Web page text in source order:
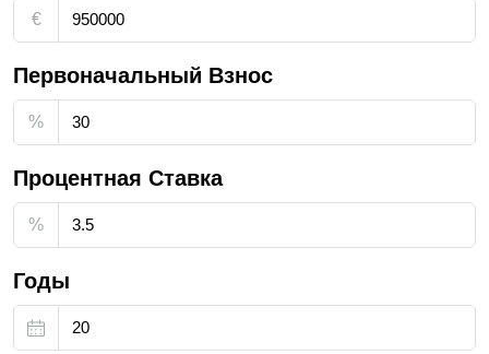
€
Первоначальный Взнос
%
Процентная Ставка
%
Годы